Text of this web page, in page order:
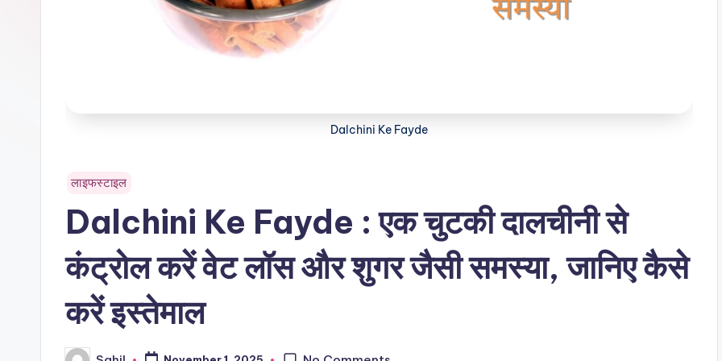
Dalchini Ke Fayde
Posted
लाइफस्टाइल
Dalchini Ke Fayde : एक चुटकी दालचीनी से
कंट्रोल करें वेट लॉस और शुगर जैसी समस्या, जानिए कैसे
करें इस्तेमाल